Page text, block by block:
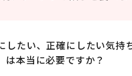
したい、正確にしたい気持
は本当に必要ですか？